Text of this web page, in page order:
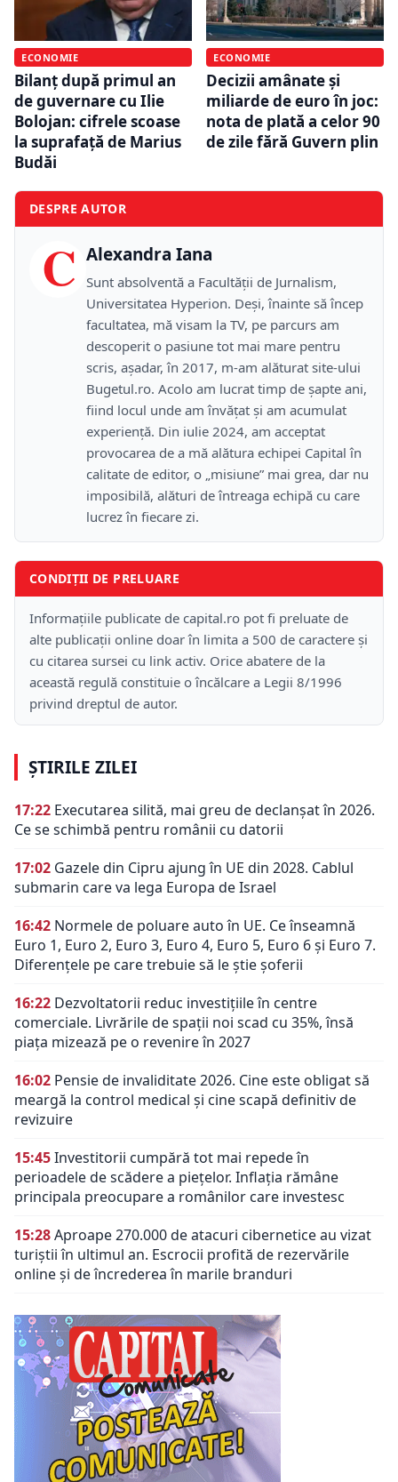
ECONOMIE
Bilanț după primul an
de guvernare cu Ilie
Bolojan: cifrele scoase
la suprafață de Marius
Budăi
ECONOMIE
Decizii amânate și
miliarde de euro în joc:
nota de plată a celor 90
de zile fără Guvern plin
DESPRE AUTOR
C Alexandra Iana
Sunt absolventă a Facultății de Jurnalism,
Universitatea Hyperion. Deși, înainte să încep
facultatea, mă visam la TV, pe parcurs am
descoperit o pasiune tot mai mare pentru
scris, așadar, în 2017, m-am alăturat site-ului
Bugetul.ro. Acolo am lucrat timp de șapte ani,
fiind locul unde am învățat și am acumulat
experiență. Din iulie 2024, am acceptat
provocarea de a mă alătura echipei Capital în
calitate de editor, o „misiune” mai grea, dar nu
imposibilă, alături de întreaga echipă cu care
lucrez în fiecare zi.
CONDIȚII DE PRELUARE
Informațiile publicate de capital.ro pot fi preluate de
alte publicații online doar în limita a 500 de caractere și
cu citarea sursei cu link activ. Orice abatere de la
această regulă constituie o încălcare a Legii 8/1996
privind dreptul de autor.
ȘTIRILE ZILEI
17:22 Executarea silită, mai greu de declanșat în 2026.
Ce se schimbă pentru românii cu datorii
17:02 Gazele din Cipru ajung în UE din 2028. Cablul
submarin care va lega Europa de Israel
16:42 Normele de poluare auto în UE. Ce înseamnă
Euro 1, Euro 2, Euro 3, Euro 4, Euro 5, Euro 6 și Euro 7.
Diferențele pe care trebuie să le știe șoferii
16:22 Dezvoltatorii reduc investițiile în centre
comerciale. Livrările de spații noi scad cu 35%, însă
piața mizează pe o revenire în 2027
16:02 Pensie de invaliditate 2026. Cine este obligat să
meargă la control medical și cine scapă definitiv de
revizuire
15:45Investitorii cumpără tot mai repede în
perioadele de scădere a piețelor. Inflația rămâne
principala preocupare a românilor care investesc
15:28Aproape 270.000 de atacuri cibernetice au vizat
turiștii în ultimul an. Escrocii profită de rezervările
online și de încrederea în marile branduri